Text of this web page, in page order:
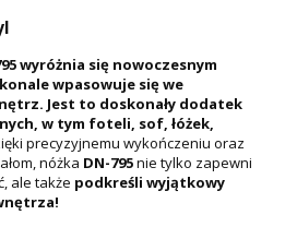
wyróżnia się nowoczesnym
wpasowuje się we
Jest to doskonały dodatek
w tym foteli, sof, łóżek,
precyzyjnemu wykończeniu oraz
nóżka DN-795nie tylko zapewni
ale także podkreśli wyjątkowy